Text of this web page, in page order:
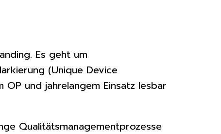
Es geht um
(Unique Device
und jahrelangem Einsatz lesbar
Qualitätsmanagementprozesse